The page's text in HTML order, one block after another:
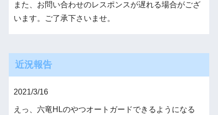
また、お問い合わせのレスポンスが遅れる場合がござ
います。ご了承下さいませ。
近況報告
2021/3/16
えっ、六竜HLのやつオートガードできるようになる